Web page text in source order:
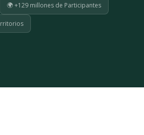
🌍 +129 millones de Participantes